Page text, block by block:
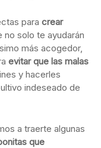
para crear
no solo te ayudarán
más acogedor,
evitar que las malas
y hacerles
indeseado de
a traerte algunas
que